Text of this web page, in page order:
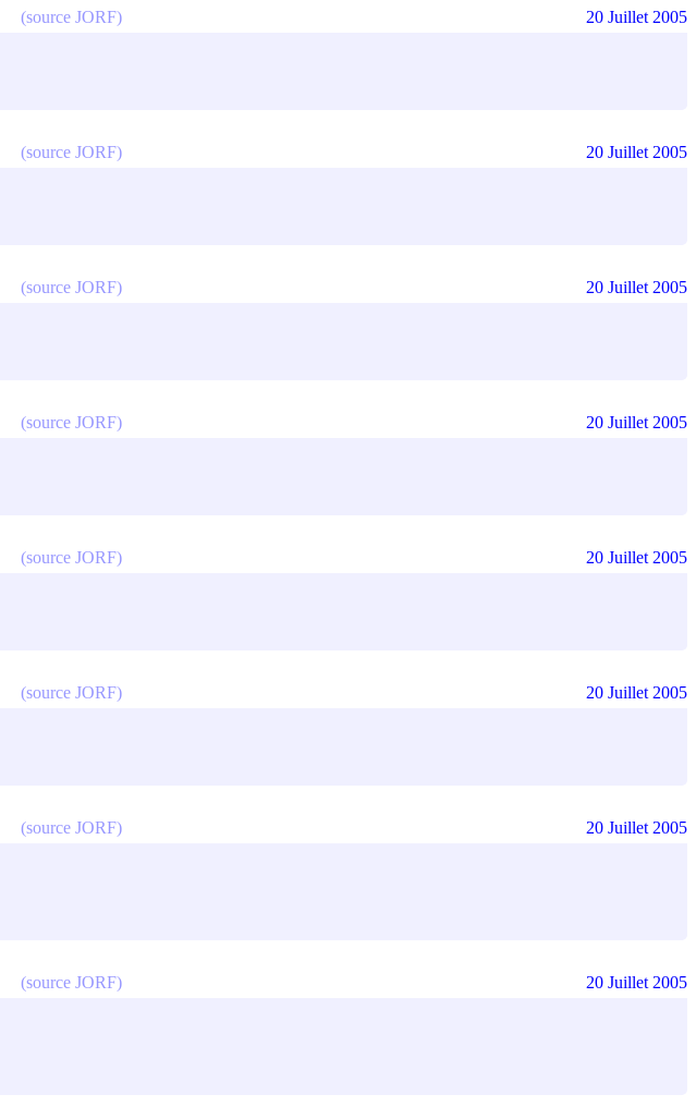
(source JORF) 20 Juillet 2005
(source JORF) 20 Juillet 2005
(source JORF) 20 Juillet 2005
(source JORF) 20 Juillet 2005
(source JORF) 20 Juillet 2005
(source JORF) 20 Juillet 2005
(source JORF) 20 Juillet 2005
(source JORF) 20 Juillet 2005